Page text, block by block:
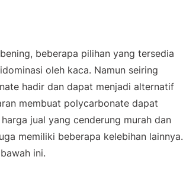
beberapa pilihan yang tersedia
oleh kaca. Namun seiring
hadir dan dapat menjadi alternatif
membuat polycarbonate dapat
jual yang cenderung murah dan
memiliki beberapa kelebihan lainnya.
ini.